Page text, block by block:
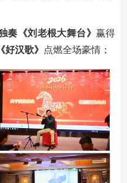
奏《刘老根大舞台》 赢得
《好汉歌》 点燃全场豪情；